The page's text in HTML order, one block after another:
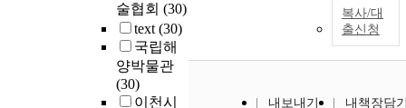
술협회 (30)
text(30)
국립해
양박물관
(30)
이천시
복사/대
출신청
내보내기
내책장담